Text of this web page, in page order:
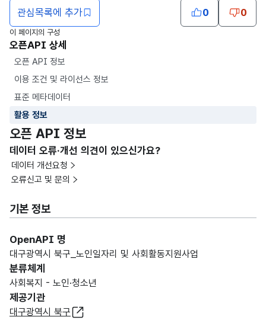
관심목록에 추가 0 0
이 페이지의 구성
오픈API 상세
오픈 API 정보
이용 조건 및 라이선스 정보
표준 메타데이터
활용 정보
오픈 API 정보
데이터 오류·개선 의견이 있으신가요?
데이터 개선요청
오류신고 및 문의
기본 정보
OpenAPI 명
대구광역시 북구_노인일자리 및 사회활동지원사업
분류체계
사회복지 - 노인·청소년
제공기관
대구광역시 북구